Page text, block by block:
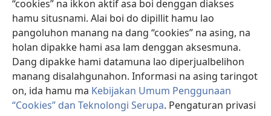
“cookies” na ikkon aktif asa boi denggan diakses
hamu situsnami. Alai boi do dipillit hamu lao
pangoluhon manang na dang “cookies” na asing, na
holan dipakke hami asa lam denggan aksesmuna.
Dang dipakke hami datamuna lao diperjualbelihon
manang disalahgunahon. Informasi na asing taringot
on, ida hamu ma Kebijakan Umum Penggunaan
“Cookies” dan Teknolongi Serupa. Pengaturan privasi
(opens
new
window)JW Hub
(opens
new
window)JW Library ®